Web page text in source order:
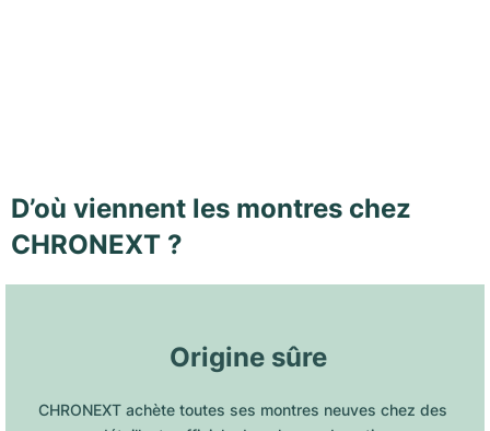
D’où viennent les montres chez
CHRONEXT ?
Origine sûre
CHRONEXT achète toutes ses montres neuves chez des